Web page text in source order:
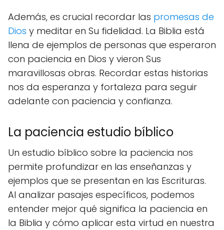
Además, es crucial recordar las promesas de
Dios y meditar en Su fidelidad. La Biblia está
llena de ejemplos de personas que esperaron
con paciencia en Dios y vieron Sus
maravillosas obras. Recordar estas historias
nos da esperanza y fortaleza para seguir
adelante con paciencia y confianza.
La paciencia estudio bíblico
Un estudio bíblico sobre la paciencia nos
permite profundizar en las enseñanzas y
ejemplos que se presentan en las Escrituras.
Al analizar pasajes específicos, podemos
entender mejor qué significa la paciencia en
la Biblia y cómo aplicar esta virtud en nuestra